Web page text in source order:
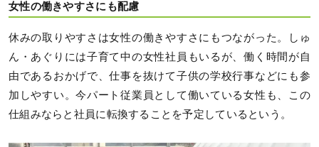
女性の働きやすさにも配慮
休みの取りやすさは女性の働きやすさにもつながった。しゅ
ん・あぐりには子育て中の女性社員もいるが、働く時間が自
由であるおかげで、仕事を抜けて子供の学校行事などにも参
加しやすい。今パート従業員として働いている女性も、この
仕組みならと社員に転換することを予定しているという。